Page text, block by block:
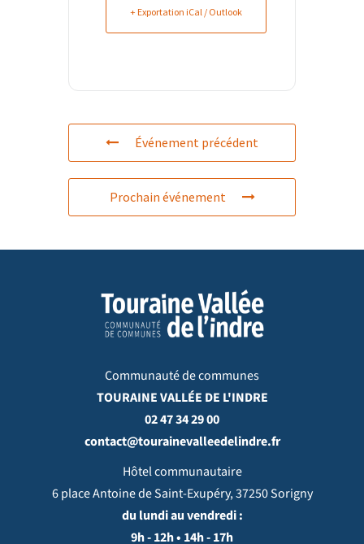
+ Exportation iCal / Outlook
Événement précédent
Prochain événement
Communauté de communes
TOURAINE VALLÉE DE L'INDRE
02 47 34 29 00
contact@tourainevalleedelindre.fr
Hôtel communautaire
6 place Antoine de Saint-Exupéry, 37250 Sorigny
du lundi au vendredi :
9h - 12h • 14h - 17h